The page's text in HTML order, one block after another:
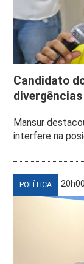
Candidato
Mansur
interfere na
POLÍTICA